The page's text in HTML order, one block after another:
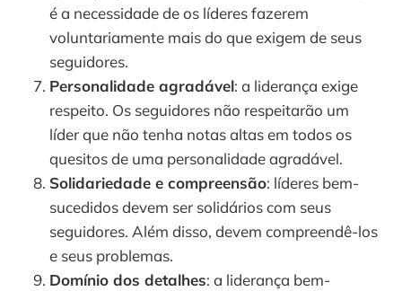
é a necessidade de os líderes fazerem
voluntariamente mais do que exigem de seus
seguidores.
Personalidade agradável: a liderança exige
respeito. Os seguidores não respeitarão um
líder que não tenha notas altas em todos os
quesitos de uma personalidade agradável.
Solidariedade e compreensão: líderes bem-
sucedidos devem ser solidários com seus
seguidores. Além disso, devem compreendê-los
e seus problemas.
Domínio dos detalhes: a liderança bem-